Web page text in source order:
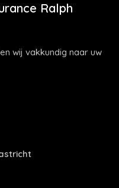
Ralph
wij vakkundig naar uw